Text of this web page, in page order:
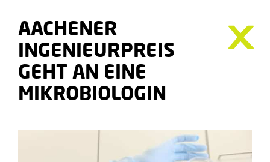
AACHENER
INGENIEURPREIS
GEHT AN EINE
MIKROBIOLOGIN